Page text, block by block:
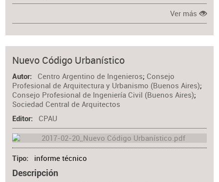
Ver más
Nuevo Código Urbanístico
Autor Centro Argentino de Ingenieros; Consejo
Profesional de Arquitectura y Urbanismo (Buenos Aires);
Consejo Profesional de Ingeniería Civil (Buenos Aires);
Sociedad Central de Arquitectos
Editor CPAU
Tipo informe técnico
Descripción